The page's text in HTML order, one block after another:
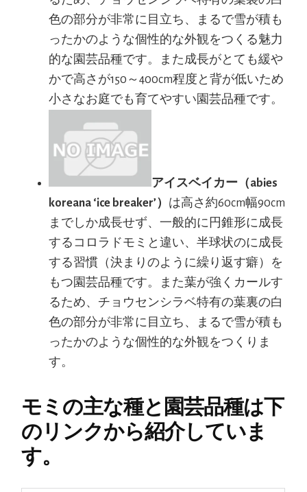
色の部分が非常に目立ち、まるで雪が積も
ったかのような個性的な外観をつくる魅力
的な園芸品種です。また成長がとても緩や
かで高さが150～400cm程度と背が低いため
小さなお庭でも育てやすい園芸品種です。
アイスベイカー（abies
koreana ‘ice breaker’） は高さ約60cm幅90cm
までしか成長せず、一般的に円錐形に成長
するコロラドモミと違い、半球状のに成長
する習慣（決まりのように繰り返す癖）を
もつ園芸品種です。また葉が強くカールす
るため、チョウセンシラベ特有の葉裏の白
色の部分が非常に目立ち、まるで雪が積も
ったかのような個性的な外観をつくりま
す。
モミの主な種と園芸品種は下
のリンクから紹介していま
す。